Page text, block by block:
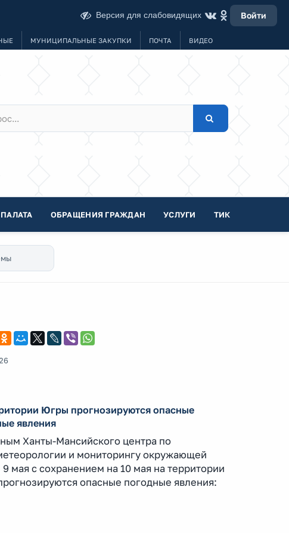
Версия для слабовидящих Войти
МУНИЦИПАЛЬНЫЕ ЗАКУПКИ ПОЧТА ВИДЕО
ОБРАЩЕНИЯ ГРАЖДАН УСЛУГИ ТИК
Югры прогнозируются опасные
явления
Ханты-Мансийского центра по
и мониторингу окружающей
мая с сохранением на 10 мая на территории
опасные погодные явления: